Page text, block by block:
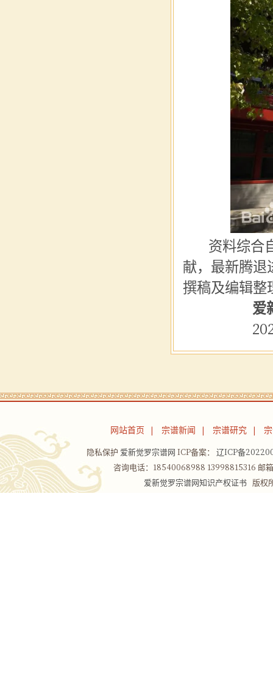
资料综合自
献，最新腾退
撰稿及编辑整
爱新觉
2025年
网站首页 宗谱新闻 宗谱研究
隐私保护 爱新觉罗宗谱网 ICP备案： 辽ICP备
咨询电话：18540068988 13998815316
爱新觉罗宗谱网知识产权证书版权